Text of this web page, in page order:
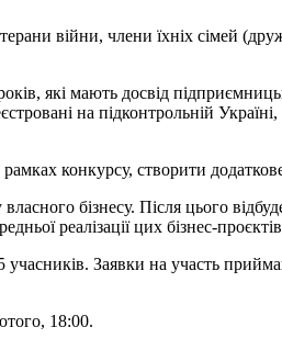
війни, члени їхніх сімей
які мають досвід
на підконтрольній
конкурсу, створити
бізнесу. Після цього
реалізації цих бізнес-
Заявки на участь
18:00.